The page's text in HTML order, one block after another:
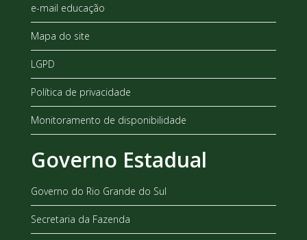
e-mail educação
Mapa do site
LGPD
Política de privacidade
Monitoramento de disponibilidade
Governo Estadual
Governo do Rio Grande do Sul
Secretaria da Fazenda